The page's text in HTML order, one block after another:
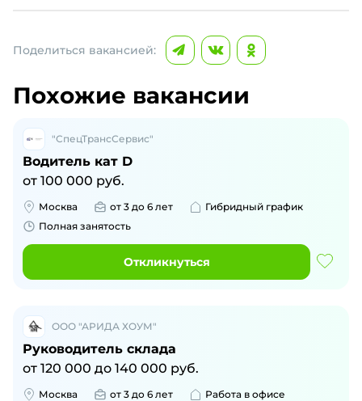
Поделиться вакансией:
Похожие вакансии
"СпецТрансСервис"
Водитель кат D
от 100 000 руб.
Москва от 3 до 6 лет
Гибридный график
Полная занятость
Откликнуться
ООО "АРИДА ХОУМ"
Руководитель склада
от 120 000 до 140 000 руб.
Москва от 3 до 6 лет
Работа в офисе